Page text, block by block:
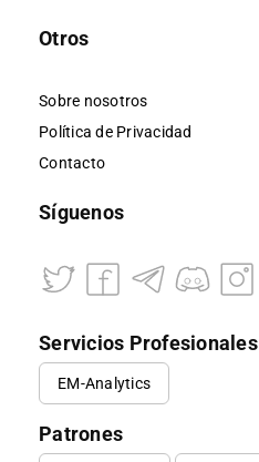
Otros
Sobre nosotros
Política de Privacidad
Contacto
Síguenos
Servicios Profesionales
EM-Analytics
Patrones